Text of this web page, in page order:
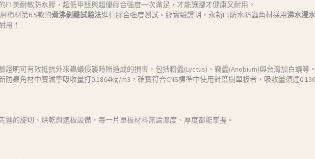
F1美耐敏防水膠，超低甲醛與超優膠合強度一次滿足，才能讓腳才健康又耐用。
積材第6.5款的煮沸剝離試驗法進行膠合強度測試。經實驗證明，永新F1防水防蟲角材採用沸水浸
用！
明可有效抵抗外來蟲蟻侵襲時所造成的損害，包括粉蠹(Lyctus)、竊蠹(Anobium)與台灣加白蟻等。
蟲角材中賽滅寧吸收量打0.1864kg/m3，確實符合CNS標準中使用針葉樹單板者，吸收量須達
進的旋切、烘乾與選板設備，每一片單板材料無論濕度、厚度都能掌握。